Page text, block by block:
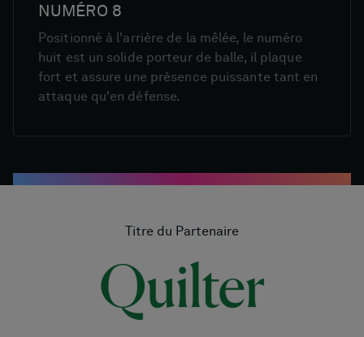
NUMÉRO 8
Positionné à l'arrière de la mêlée, le numéro
huit est un solide porteur de balle, il plaque
fort et assure une présence puissante tant en
attaque qu'en défense.
Titre du Partenaire